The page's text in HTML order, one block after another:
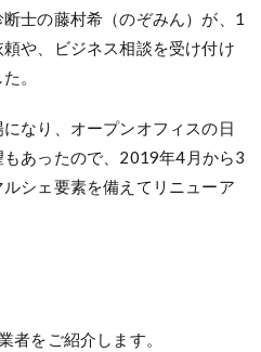
士の藤村希（のぞみん）が、1
や、ビジネス相談を受け付け
。
なり、オープンオフィスの日
あったので、2019年4月から3
シェ要素を備えてリニューア
者をご紹介します。